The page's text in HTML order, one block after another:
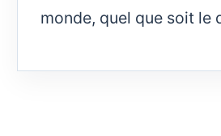
monde, quel que soit le